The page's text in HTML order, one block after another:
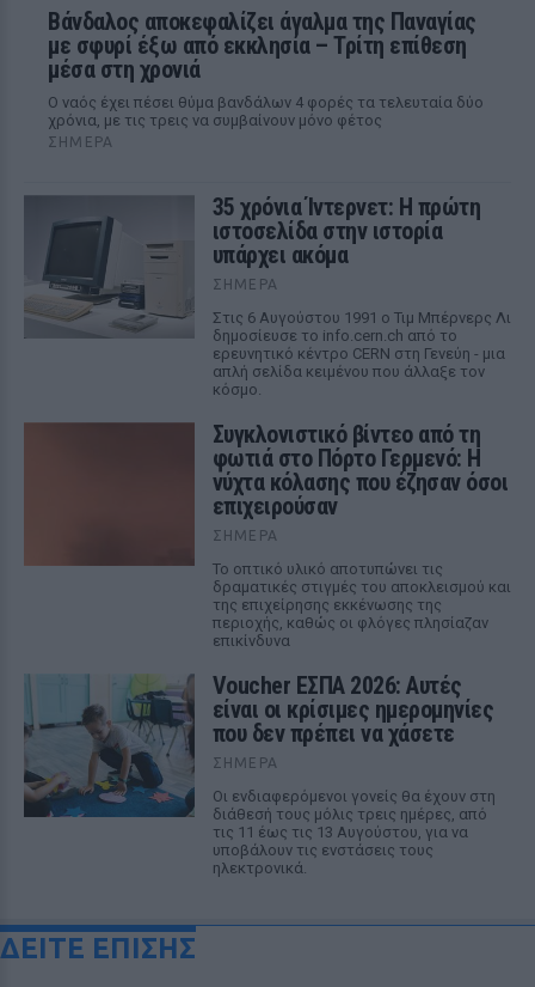
Βάνδαλος αποκεφαλίζει άγαλμα της Παναγίας
με σφυρί έξω από εκκλησία – Τρίτη επίθεση
μέσα στη χρονιά
Ο ναός έχει πέσει θύμα βανδάλων 4 φορές τα τελευταία δύο
χρόνια, με τις τρεις να συμβαίνουν μόνο φέτος
ΣΉΜΕΡΑ
35 χρόνια Ίντερνετ: Η πρώτη
ιστοσελίδα στην ιστορία
υπάρχει ακόμα
ΣΉΜΕΡΑ
Στις 6 Αυγούστου 1991 ο Τιμ Μπέρνερς Λι
δημοσίευσε το info.cern.ch από το
ερευνητικό κέντρο CERN στη Γενεύη - μια
απλή σελίδα κειμένου που άλλαξε τον
κόσμο.
Συγκλονιστικό βίντεο από τη
φωτιά στο Πόρτο Γερμενό: Η
νύχτα κόλασης που έζησαν όσοι
επιχειρούσαν
ΣΉΜΕΡΑ
Το οπτικό υλικό αποτυπώνει τις
δραματικές στιγμές του αποκλεισμού και
της επιχείρησης εκκένωσης της
περιοχής, καθώς οι φλόγες πλησίαζαν
επικίνδυνα
Voucher ΕΣΠΑ 2026: Αυτές
είναι οι κρίσιμες ημερομηνίες
που δεν πρέπει να χάσετε
ΣΉΜΕΡΑ
Οι ενδιαφερόμενοι γονείς θα έχουν στη
διάθεσή τους μόλις τρεις ημέρες, από
τις 11 έως τις 13 Αυγούστου, για να
υποβάλουν τις ενστάσεις τους
ηλεκτρονικά.
ΔΕΙΤΕ ΕΠΙΣΗΣ